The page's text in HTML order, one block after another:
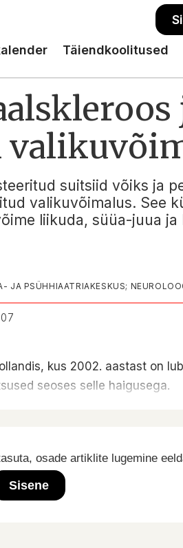
Täiendkoolitused
suitsiid võiks ja
valikuvõimalus. See
liikuda, süüa-juua
JA PSÜHHIAATRIAKESKUS;
kus 2002. aastast on
seoses selle haigusega.
osade artiklite lugemine
Sisene